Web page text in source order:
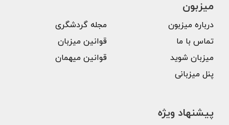
میزبون
درباره میزبون
تماس با ما
میزبان شوید
پنل میزبانی
مجله گردشگری
قوانین میزبان
قوانین میهمان
پیشنهاد ویژه